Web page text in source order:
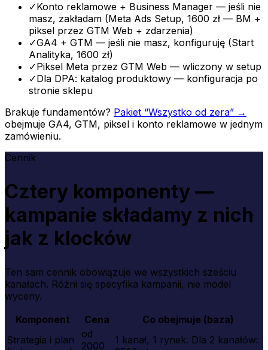
✓Konto reklamowe + Business Manager — jeśli nie
masz, zakładam (Meta Ads Setup, 1600 zł — BM +
piksel przez GTM Web + zdarzenia)
✓GA4 + GTM — jeśli nie masz, konfiguruję (Start
Analityka, 1600 zł)
✓Piksel Meta przez GTM Web — wliczony w setup
✓Dla DPA: katalog produktowy — konfiguracja po
stronie sklepu
Brakuje fundamentów? Pakiet “Wszystko od zera” →
obejmuje GA4, GTM, piksel i konto reklamowe w jednym
zamówieniu.
Cennik
Cztery komponenty —
kampanie składamy z nich
jak z klocków
Ten sam cennik obowiązuje we wszystkich sześciu
kanałach. Różni się specyfika kampanii, nie model
wyceny.
Komponent
Cena
Co obejmuje (baza)
Strategia i plan
od
2000
1 kanał, 1 rynek. Dla 2 kanałów: